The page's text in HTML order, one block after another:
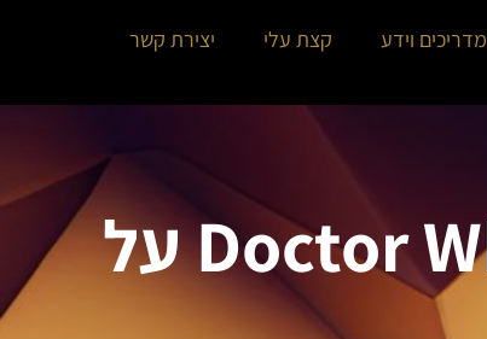
מדריכים וידע קצת עלי יצירת קשר
מה אפשר (לא) ללמוד מדוקטור הו Doctor Who על